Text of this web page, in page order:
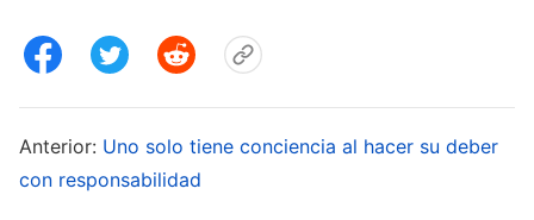
transgresiones”. Con solo pensar en eso, sentía
disfrace y se encargue ella de la elección. Así, si
Anterior: Uno solo tiene conciencia al hacer su deber
con responsabilidad